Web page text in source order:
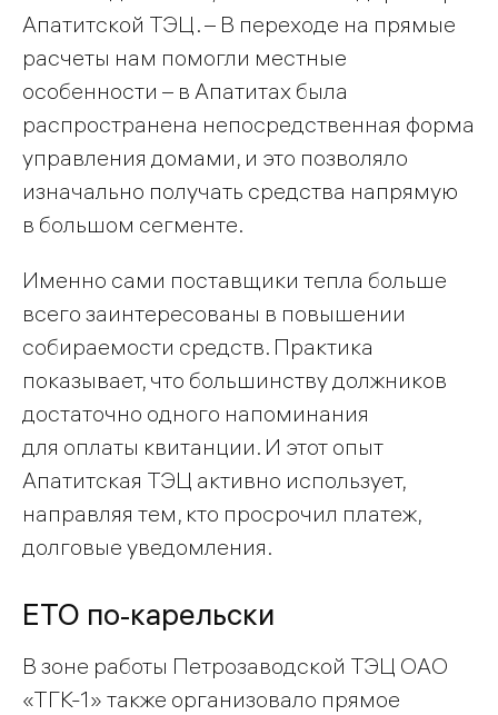
Апатитской ТЭЦ. – В переходе на прямые
расчеты нам помогли местные
особенности – в Апатитах была
распространена непосредственная форма
управления домами, и это позволяло
изначально получать средства напрямую
в большом сегменте.
Именно сами поставщики тепла больше
всего заинтересованы в повышении
собираемости средств. Практика
показывает, что большинству должников
достаточно одного напоминания
для оплаты квитанции. И этот опыт
Апатитская ТЭЦ активно использует,
направляя тем, кто просрочил платеж,
долговые уведомления.
ЕТО по‑карельски
В зоне работы Петрозаводской ТЭЦ ОАО
«ТГК-1» также организовало прямое